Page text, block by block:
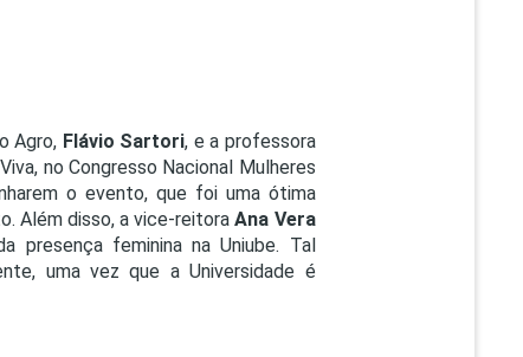
Agro, Flávio Sartori, e a professora
no Congresso Nacional Mulheres
o evento, que foi uma ótima
Além disso, a vice-reitoraAna Vera
presença feminina na Uniube. Tal
uma vez que a Universidade é